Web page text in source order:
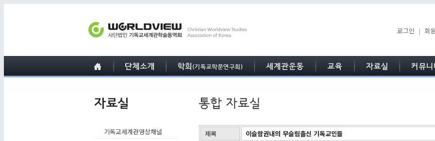
로그인 | 회
기독교세계관영상채널
제목
이슬람권내의 무슬림출신 기독교인들